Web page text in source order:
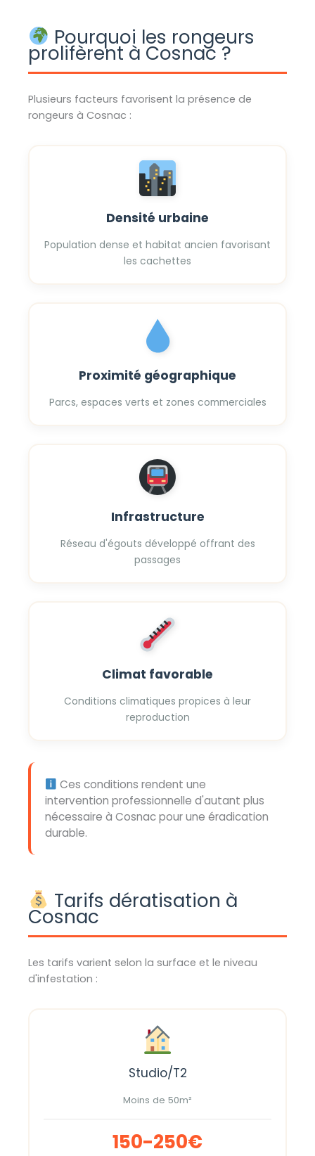
Pourquoi les rongeurs
prolifèrent à Cosnac ?
Plusieurs facteurs favorisent la présence de
rongeurs à Cosnac :
Densité urbaine
Population dense et habitat ancien favorisant
les cachettes
Proximité géographique
Parcs, espaces verts et zones commerciales
Infrastructure
Réseau d'égouts développé offrant des
passages
Climat favorable
Conditions climatiques propices à leur
reproduction
Ces conditions rendent une
intervention professionnelle d'autant plus
nécessaire à Cosnac pour une éradication
durable.
Tarifs dératisation à
Cosnac
Les tarifs varient selon la surface et le niveau
d'infestation :
Studio/T2
Moins de 50m²
150-250€